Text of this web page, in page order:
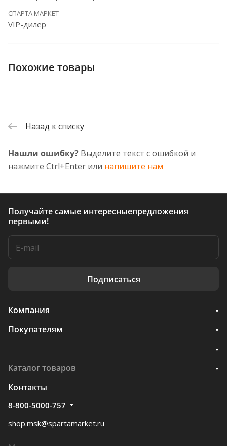
СПАРТА МАРКЕТ
VIP-дилер
Похожие товары
Назад к списку
Нашли ошибку? Выделите текст с ошибкой и
нажмите Ctrl+Enter или напишите нам
Получайте самые интересныепредложения
первыми!
Подписаться
Компания
Покупателям
Каталог товаров
Контакты
8-800-5000-757
shop.msk@spartamarket.ru